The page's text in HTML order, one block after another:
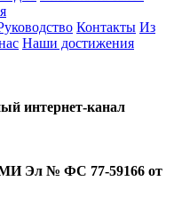
Контакты Из
Наши достижения
интернет-канал
Эл № ФС 77-59166 от